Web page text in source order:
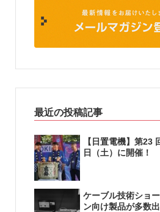
最近の投稿記事
【日置電機】第23
日（土）に開催！
ケーブル技術ショ
ン向け製品が多数